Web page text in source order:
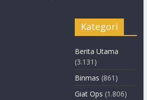
Kategori
Berita Utama
(3.131)
Binmas (861)
Giat Ops (1.806)